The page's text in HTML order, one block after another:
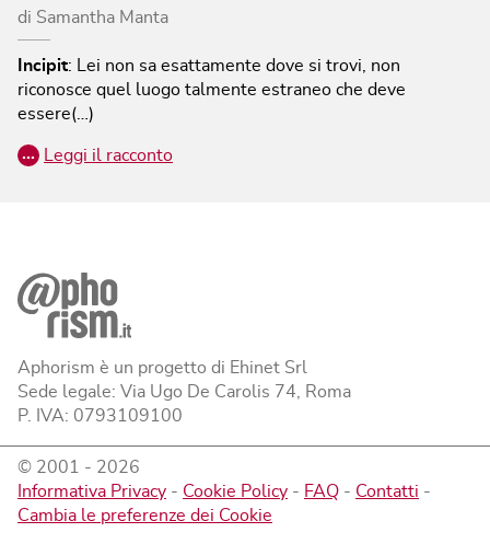
di Samantha Manta
Incipit:
Lei non sa esattamente dove si trovi, non
riconosce quel luogo talmente estraneo che deve
essere(…)
… Leggi il racconto
Aphorism è un progetto di Ehinet Srl
Sede legale: Via Ugo De Carolis 74, Roma
P. IVA: 0793109100
© 2001 - 2026
Informativa Privacy - Cookie Policy - FAQ - Contatti -
Cambia le preferenze dei Cookie